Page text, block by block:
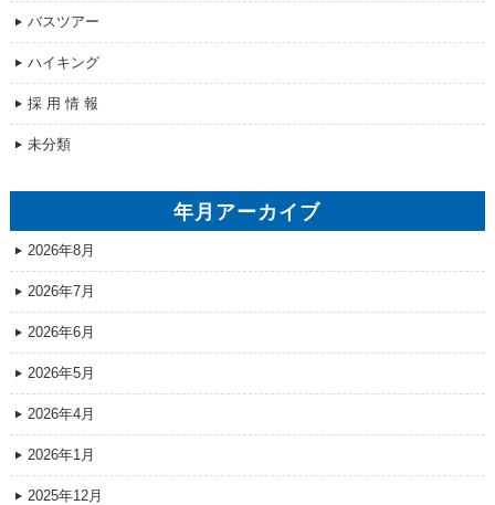
バスツアー
ハイキング
採 用 情 報
未分類
年月アーカイブ
2026年8月
2026年7月
2026年6月
2026年5月
2026年4月
2026年1月
2025年12月